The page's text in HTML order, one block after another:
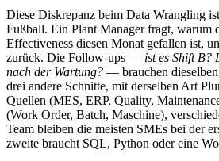
Diese Diskrepanz beim Data Wrangling
Fußball. Ein Plant Manager fragt, warum
Effectiveness diesen Monat gefallen ist,
zurück. Die Follow-ups — ist es Shift B?
nach der Wartung? — brauchen
drei andere Schnitte, mit derselben Art
Quellen (MES, ERP, Quality,
(Work Order, Batch, Maschine),
Team bleiben die meisten SMEs bei der
zweite braucht SQL, Python oder eine